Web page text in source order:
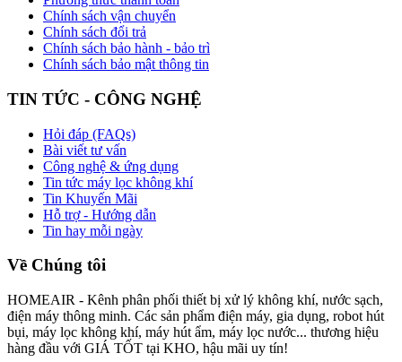
Chính sách vận chuyển
Chính sách đổi trả
Chính sách bảo hành - bảo trì
Chính sách bảo mật thông tin
TIN TỨC - CÔNG NGHỆ
Hỏi đáp (FAQs)
Bài viết tư vấn
Công nghệ & ứng dụng
Tin tức máy lọc không khí
Tin Khuyến Mãi
Hỗ trợ - Hướng dẫn
Tin hay mỗi ngày
Về Chúng tôi
HOMEAIR - Kênh phân phối thiết bị xử lý không khí, nước sạch,
điện máy thông minh. Các sản phẩm điện máy, gia dụng, robot hút
bụi, máy lọc không khí, máy hút ẩm, máy lọc nước... thương hiệu
hàng đầu với GIÁ TỐT tại KHO, hậu mãi uy tín!